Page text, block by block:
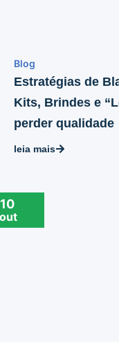
Blog
Estratégias de
Kits, Brindes e
perder qualidade
leia mais
10
out